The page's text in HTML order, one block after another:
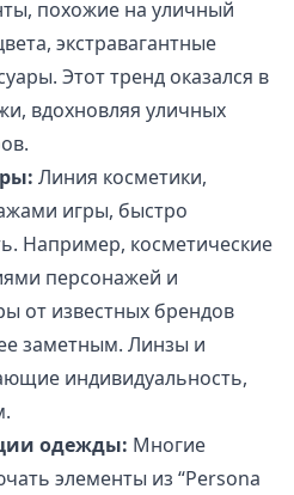
похожие на уличный
экстравагантные
Этот тренд оказался в
вдохновляя уличных
Линия косметики,
игры, быстро
Например, косметические
персонажей и
от известных брендов
заметным. Линзы и
индивидуальность,
одежды: Многие
элементы из “Persona